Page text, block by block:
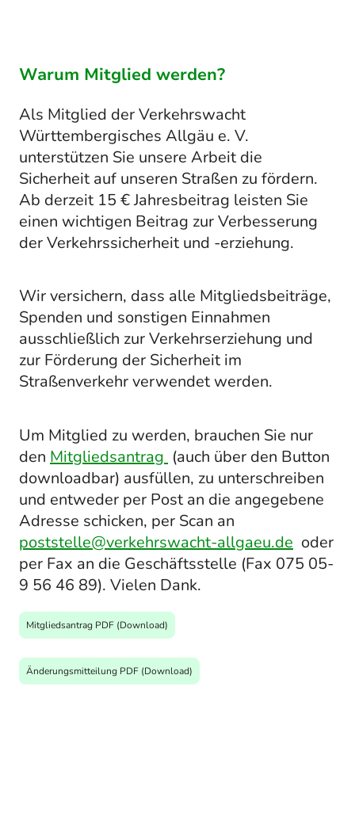
Warum Mitglied werden?
Als Mitglied der Verkehrswacht
Württembergisches Allgäu e. V.
unterstützen Sie unsere Arbeit die
Sicherheit auf unseren Straßen zu fördern.
Ab derzeit 15 € Jahresbeitrag leisten Sie
einen wichtigen Beitrag zur Verbesserung
der Verkehrssicherheit und -erziehung.
Wir versichern, dass alle Mitgliedsbeiträge,
Spenden und sonstigen Einnahmen
ausschließlich zur Verkehrserziehung und
zur Förderung der Sicherheit im
Straßenverkehr verwendet werden.
Um Mitglied zu werden, brauchen Sie nur
den Mitgliedsantrag (auch über den Button
downloadbar) ausfüllen, zu unterschreiben
und entweder per Post an die angegebene
Adresse schicken, per Scan an
poststelle@verkehrswacht-allgaeu.de oder
per Fax an die Geschäftsstelle (Fax 075 05-
9 56 46 89). Vielen Dank.
Mitgliedsantrag PDF (Download)
Änderungsmitteilung PDF (Download)